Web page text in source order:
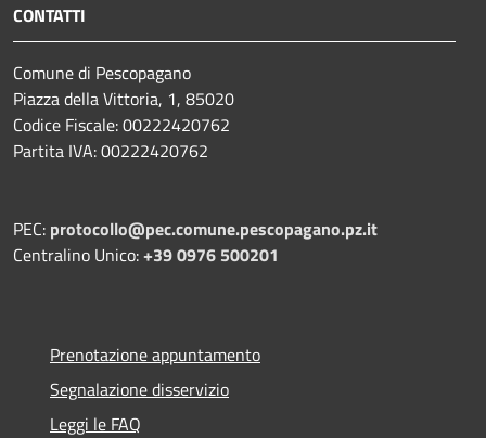
CONTATTI
Comune di Pescopagano
Piazza della Vittoria, 1, 85020
Codice Fiscale: 00222420762
Partita IVA: 00222420762
PEC: protocollo@pec.comune.pescopagano.pz.it
Centralino Unico:+39 0976 500201
Prenotazione appuntamento
Segnalazione disservizio
Leggi le FAQ